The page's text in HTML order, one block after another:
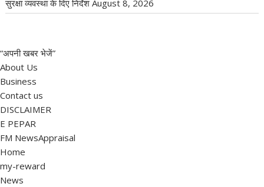
सुरक्षा व्यवस्था के दिए निर्देश August 8, 2026
“अपनी खबर भेजें”
About Us
Business
Contact us
DISCLAIMER
E PEPAR
FM NewsAppraisal
Home
my-reward
News